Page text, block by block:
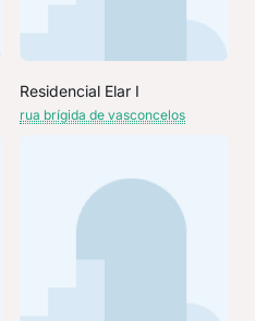
Residencial Elar I
rua brígida de vasconcelos